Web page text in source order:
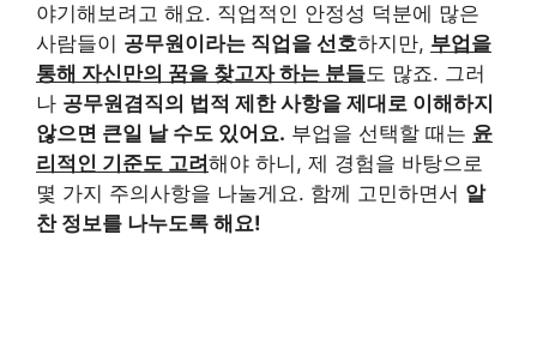
야기해보려고 해요. 직업적인 안정성 덕분에 많은
사람들이 공무원이라는 직업을 선호하지만, 부업을
통해 자신만의 꿈을 찾고자 하는 분들도 많죠. 그러
나 공무원겸직의 법적 제한 사항을 제대로 이해하지
않으면 큰일 날 수도 있어요. 부업을 선택할 때는 윤
리적인 기준도 고려 해야 하니, 제 경험을 바탕으로
몇 가지 주의사항을 나눌게요. 함께 고민하면서 알
찬 정보를 나누도록 해요!